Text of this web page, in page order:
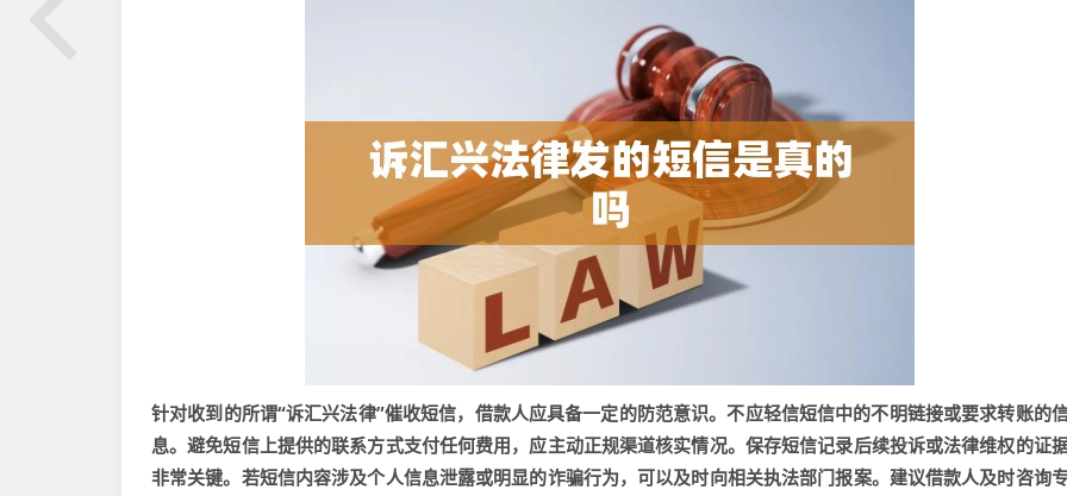
针对收到的所谓“诉汇兴法律”催收短信，借款人应具备一定的防范意识。不应轻信短信中的不明链接或要求转账的
息。避免短信上提供的联系方式支付任何费用，应主动正规渠道核实情况。保存短信记录后续投诉或法律维权的证
非常关键。若短信内容涉及个人信息泄露或明显的诈骗行为，可以及时向相关执法部门报案。建议借款人及时咨询